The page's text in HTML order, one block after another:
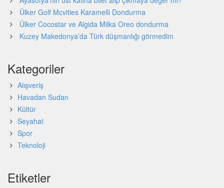
Ülker Golf Mcvities Karamelli Dondurma
Ülker Cocostar ve Algida Milka Oreo dondurma
Kuzey Makedonya’da Türk düşmanlığı görmedim
Kategoriler
Alışveriş
Havadan Sudan
Kültür
Seyahat
Spor
Teknoloji
Etiketler